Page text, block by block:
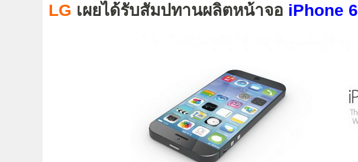
LG เผยได้รับสัมปทานผลิตหน้าจอ iPhone 6